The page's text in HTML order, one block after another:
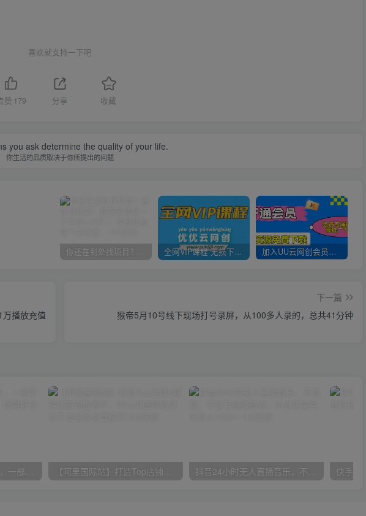
喜欢就支持一下吧
赞 179 分享 收藏
you ask determine the quality of your life.
你生活的品质取决于你所提出的问题
你还在到处找项目？还在当韭菜？我靠卖项目一个月收入5万+，曾经我也是个失败者。 全网VIP课程 无损下载~ 加入UU云网创会员，全站资源免费学习。
播放充值
下一篇
猴帝5月10号线下现场打号录屏，从100多人录的，总共41分钟
小红书最新拉新野路子，一部手机即可操作，一单15块，做得好日入2000+ 【阿里国际站】打造Top店铺&获得优质询盘客户，​95%的国际站讲师不会说的运营技巧 抖音24小时无人直播音乐，不违规，不封号纯撸音浪，小白实操当天日入1000+